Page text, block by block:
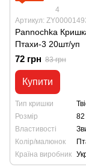
4
Артикул:
Pannochka
Птахи-3 20шт/уп
72 грн 83 грн
Купити
Тип кришки
Розмір
Властивості
Колір/малюнок
Країна виробник